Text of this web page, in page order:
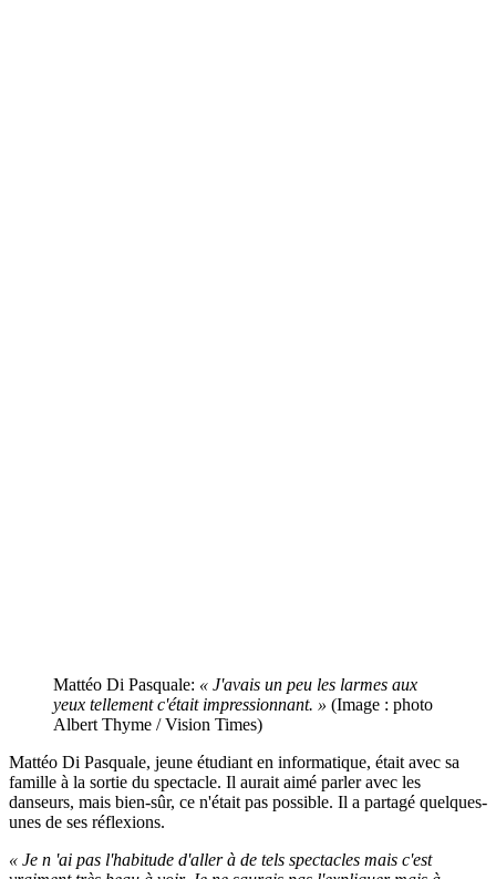
Mattéo Di Pasquale: « J'avais un peu les larmes aux
yeux tellement c'était impressionnant. » (Image : photo
Albert Thyme / Vision Times)
Mattéo Di Pasquale, jeune étudiant en informatique, était avec sa
famille à la sortie du spectacle. Il aurait aimé parler avec les
danseurs, mais bien-sûr, ce n'était pas possible. Il a partagé quelques-
unes de ses réflexions.
« Je n 'ai pas l'habitude d'aller à de tels spectacles mais c'est